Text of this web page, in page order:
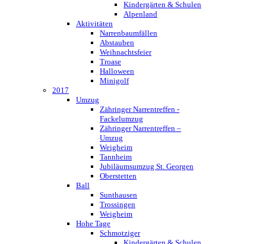
Kindergärten & Schulen
Alpenland
Aktivitäten
Narrenbaumfällen
Abstauben
Weihnachtsfeier
Troase
Halloween
Minigolf
2017
Umzug
Zähringer Narrentreffen -
Fackelumzug
Zähringer Narrentreffen –
Umzug
Weigheim
Tannheim
Jubiläumsumzug St. Georgen
Oberstetten
Ball
Sunthausen
Trossingen
Weigheim
Hohe Tage
Schmotziger